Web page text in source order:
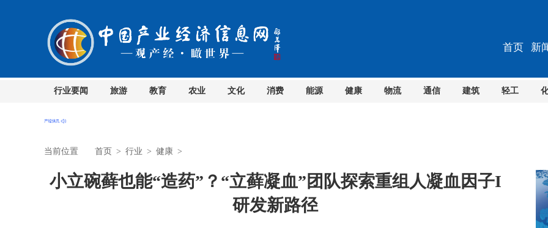
首页 新
行业要闻 旅游 教育 农业 文化 消费 能源 健康 物流 通信 建筑 轻工
当前位置 首页 > 行业 > 健康 >
小立碗藓也能“造药”？“立藓凝血”团队探索重组人凝血因子I
研发新路径